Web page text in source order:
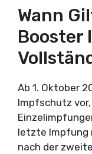
Wann
Booster
Ab 1. Oktober
Impfschutz
letzte Impfung
nach der